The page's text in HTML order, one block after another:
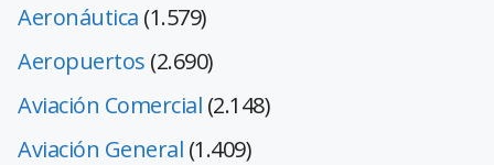
Aeronáutica (1.579)
Aeropuertos (2.690)
Aviación Comercial (2.148)
Aviación General (1.409)